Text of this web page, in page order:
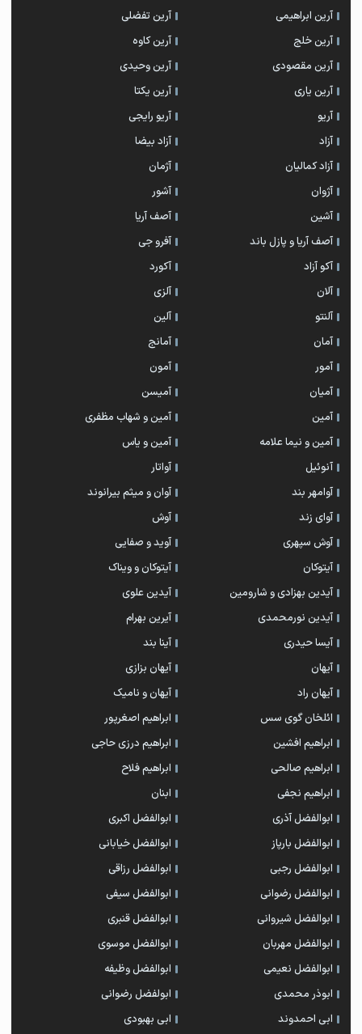
آرین ابراهیمی
آرین تفضلی
آرین خلج
آرین کاوه
آرین مقصودی
آرین وحیدی
آرین یاری
آرین یکتا
آریو
آریو رایجی
آزاد
آزاد بیضا
آزاد کمالیان
آژمان
آژوان
آشور
آشین
آصف آریا
آصف آریا و پازل باند
آفرو جی
آکو آزاد
آکورد
آلان
آلزی
آلنتو
آلین
آمان
آمانج
آمور
آمون
آمیان
آمیسن
آمین
آمین و شهاب مظفری
آمین و نیما علامه
آمین و یاس
آنوئیل
آواتار
آوامهر بند
آوان و میثم بیرانوند
آوای زند
آوش
آوش سپهری
آوید و صفایی
آیتوکان
آیتوکان و ویناک
آیدین بهزادی و شارومین
آیدین علوی
آیدین نورمحمدی
آیرین بهرام
آیسا حیدری
آینا بند
آیهان
آیهان بزازی
آیهان راد
آیهان و نامیک
ائلخان گوی سس
ابراهیم اصغرپور
ابراهیم افشین
ابراهیم درزی حاجی
ابراهیم صالحی
ابراهیم فلاح
ابراهیم نجفی
ابنان
ابوالفضل آذری
ابوالفضل اکبری
ابوالفضل بارپاز
ابوالفضل خیابانی
ابوالفضل رجبی
ابوالفضل رزاقی
ابوالفضل رضوانی
ابوالفضل سیفی
ابوالفضل شیروانی
ابوالفضل قنبری
ابوالفضل مهربان
ابوالفضل موسوی
ابوالفضل نعیمی
ابوالفضل وظیفه
ابوذر محمدی
ابولفضل رضوانی
ابی احمدوند
ابی بهبودی